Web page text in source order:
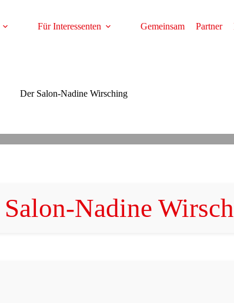
Für Interessenten Gemeinsam Partner
Der Salon-Nadine Wirsching
Nadine